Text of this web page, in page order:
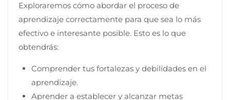
Exploraremos cómo abordar el proceso de
aprendizaje correctamente para que sea lo más
efectivo e interesante posible. Esto es lo que
obtendrás:
Comprender tus fortalezas y debilidades en el
aprendizaje.
Aprender a establecer y alcanzar metas